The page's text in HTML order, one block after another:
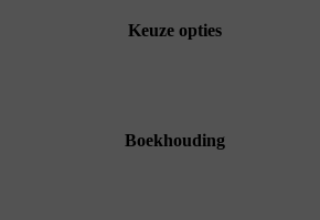
Keuze opties
Boekhouding